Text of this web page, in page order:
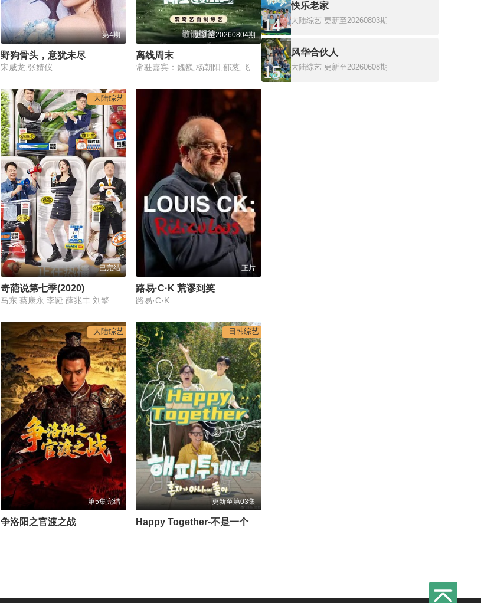
第4期
野狗骨头，意犹未尽
宋威龙,张婧仪
更新至20260804期
离线周末
大陆综艺
已完结
奇葩说第七季(2020)
正片
路易·C·K 荒谬到笑
路易·C·K
大陆综艺
第5集完结
争洛阳之官渡之战
日韩综艺
更新至第03集
14
快乐老家
大陆综艺 更新至20260803期
15
风华合伙人
大陆综艺 更新至20260608期